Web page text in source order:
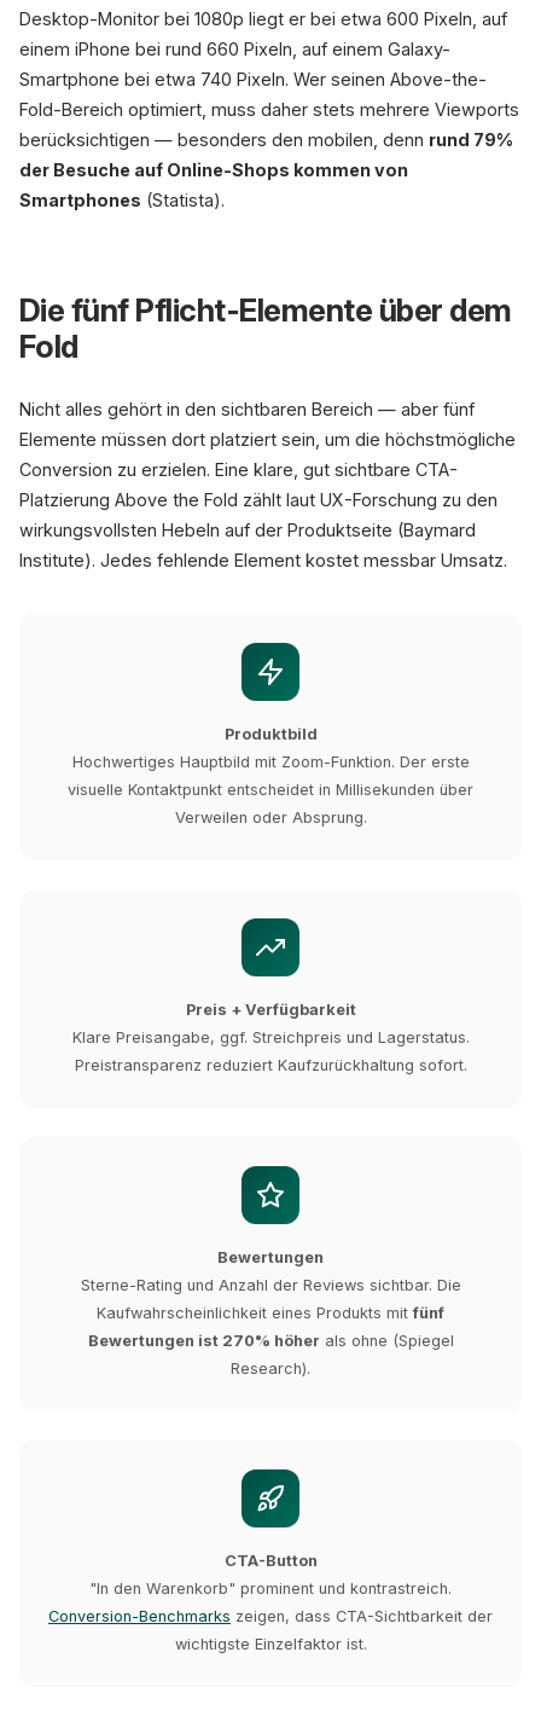
Desktop-Monitor bei 1080p liegt er bei etwa 600 Pixeln, auf
einem iPhone bei rund 660 Pixeln, auf einem Galaxy-
Smartphone bei etwa 740 Pixeln. Wer seinen Above-the-
Fold-Bereich optimiert, muss daher stets mehrere Viewports
berücksichtigen — besonders den mobilen, denn rund 79%
der Besuche auf Online-Shops kommen von
Smartphones (Statista).
Die fünf Pflicht-Elemente über dem
Fold
Nicht alles gehört in den sichtbaren Bereich — aber fünf
Elemente müssen dort platziert sein, um die höchstmögliche
Conversion zu erzielen. Eine klare, gut sichtbare CTA-
Platzierung Above the Fold zählt laut UX-Forschung zu den
wirkungsvollsten Hebeln auf der Produktseite (Baymard
Institute). Jedes fehlende Element kostet messbar Umsatz.
Produktbild
Hochwertiges Hauptbild mit Zoom-Funktion. Der erste
visuelle Kontaktpunkt entscheidet in Millisekunden über
Verweilen oder Absprung.
Preis + Verfügbarkeit
Klare Preisangabe, ggf. Streichpreis und Lagerstatus.
Preistransparenz reduziert Kaufzurückhaltung sofort.
Bewertungen
Sterne-Rating und Anzahl der Reviews sichtbar. Die
Kaufwahrscheinlichkeit eines Produkts mitfünf
Bewertungen ist 270% höher als ohne (Spiegel
Research).
CTA-Button
"In den Warenkorb" prominent und kontrastreich.
Conversion-Benchmarks zeigen, dass CTA-Sichtbarkeit der
wichtigste Einzelfaktor ist.